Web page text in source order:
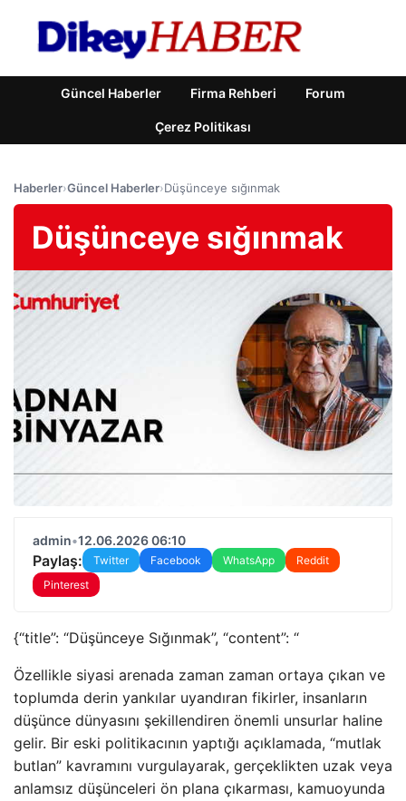
Güncel Haberler Firma Rehberi Forum
Çerez Politikası
Haberler›Güncel Haberler›Düşünceye sığınmak
Düşünceye sığınmak
admin•12.06.2026 06:10
Paylaş: Twitter Facebook WhatsApp
Reddit
Pinterest
{“title”: “Düşünceye Sığınmak”, “content”: “
Özellikle siyasi arenada zaman zaman ortaya çıkan ve
toplumda derin yankılar uyandıran fikirler, insanların
düşünce dünyasını şekillendiren önemli unsurlar haline
gelir. Bir eski politikacının yaptığı açıklamada, “mutlak
butlan” kavramını vurgulayarak, gerçeklikten uzak veya
anlamsız düşünceleri ön plana çıkarması, kamuoyunda